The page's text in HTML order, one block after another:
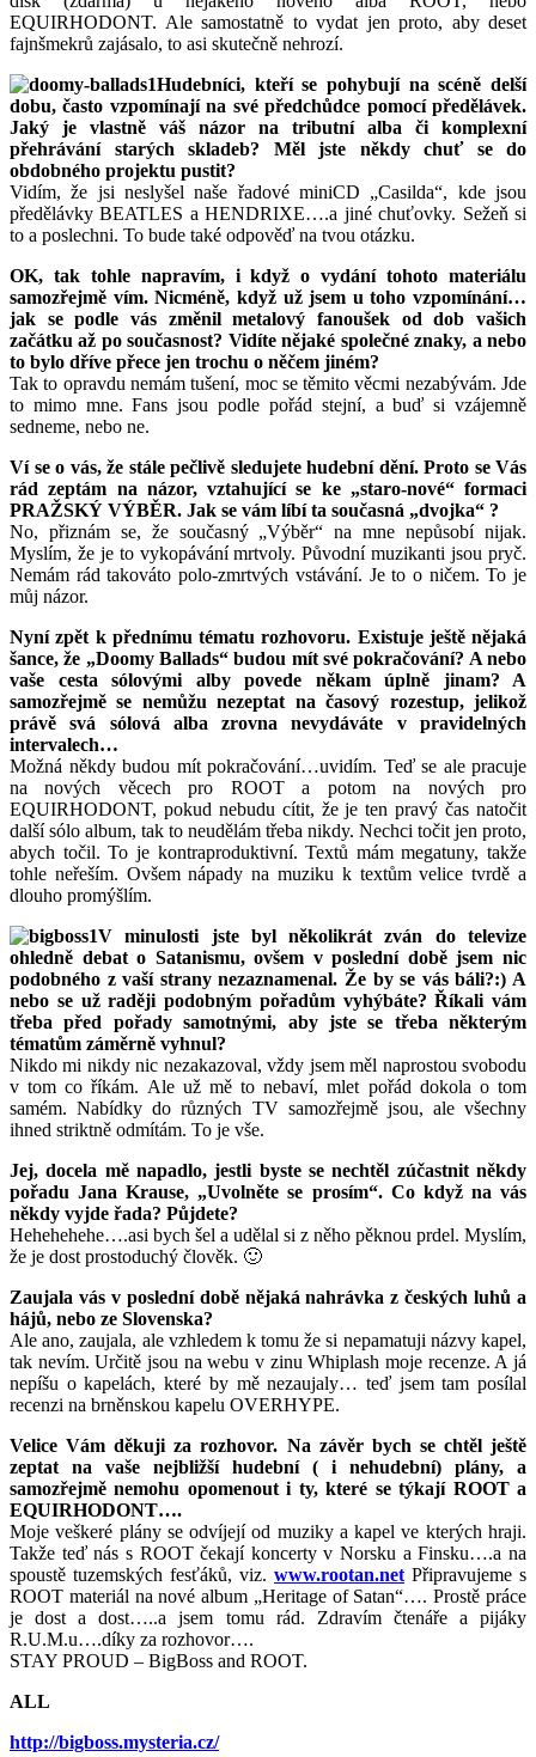
EQUIRHODONT. Ale samostatně to vydat jen proto, aby deset
fajnšmekrů zajásalo, to asi skutečně nehrozí.
Hudebníci, kteří se pohybují na scéně delší
dobu, často vzpomínají na své předchůdce pomocí předělávek.
Jaký je vlastně váš názor na tributní alba či komplexní
přehrávání starých skladeb? Měl jste někdy chuť se do
obdobného projektu pustit?
Vidím, že jsi neslyšel naše řadové miniCD „Casilda“, kde jsou
předělávky BEATLES a HENDRIXE….a jiné chuťovky. Sežeň si
to a poslechni. To bude také odpověď na tvou otázku.
OK, tak tohle napravím, i když o vydání tohoto materiálu
samozřejmě vím. Nicméně, když už jsem u toho vzpomínání…
jak se podle vás změnil metalový fanoušek od dob vašich
začátku až po současnost? Vidíte nějaké společné znaky, a nebo
to bylo dříve přece jen trochu o něčem jiném?
Tak to opravdu nemám tušení, moc se těmito věcmi nezabývám. Jde
to mimo mne. Fans jsou podle pořád stejní, a buď si vzájemně
sedneme, nebo ne.
Ví se o vás, že stále pečlivě sledujete hudební dění. Proto se Vás
rád zeptám na názor, vztahující se ke „staro-nové“ formaci
PRAŽSKÝ VÝBĚR. Jak se vám líbí ta současná „dvojka“ ?
No, přiznám se, že současný „Výběr“ na mne nepůsobí nijak.
Myslím, že je to vykopávání mrtvoly. Původní muzikanti jsou pryč.
Nemám rád takováto polo-zmrtvých vstávání. Je to o ničem. To je
můj názor.
Nyní zpět k přednímu tématu rozhovoru. Existuje ještě nějaká
šance, že „Doomy Ballads“ budou mít své pokračování? A nebo
vaše cesta sólovými alby povede někam úplně jinam? A
samozřejmě se nemůžu nezeptat na časový rozestup, jelikož
právě svá sólová alba zrovna nevydáváte v pravidelných
intervalech…
Možná někdy budou mít pokračování…uvidím. Teď se ale pracuje
na nových věcech pro ROOT a potom na nových pro
EQUIRHODONT, pokud nebudu cítit, že je ten pravý čas natočit
další sólo album, tak to neudělám třeba nikdy. Nechci točit jen proto,
abych točil. To je kontraproduktivní. Textů mám megatuny, takže
tohle neřeším. Ovšem nápady na muziku k textům velice tvrdě a
dlouho promýšlím.
V minulosti jste byl několikrát zván do televize
ohledně debat o Satanismu, ovšem v poslední době jsem nic
podobného z vaší strany nezaznamenal. Že by se vás báli?:) A
nebo se už raději podobným pořadům vyhýbáte? Říkali vám
třeba před pořady samotnými, aby jste se třeba některým
tématům záměrně vyhnul?
Nikdo mi nikdy nic nezakazoval, vždy jsem měl naprostou svobodu
v tom co říkám. Ale už mě to nebaví, mlet pořád dokola o tom
samém. Nabídky do různých TV samozřejmě jsou, ale všechny
ihned striktně odmítám. To je vše.
Jej, docela mě napadlo, jestli byste se nechtěl zúčastnit někdy
pořadu Jana Krause, „Uvolněte se prosím“. Co když na vás
někdy vyjde řada? Půjdete?
Hehehehehe….asi bych šel a udělal si z něho pěknou prdel. Myslím,
že je dost prostoduchý člověk. 🙂
Zaujala vás v poslední době nějaká nahrávka z českých luhů a
hájů, nebo ze Slovenska?
Ale ano, zaujala, ale vzhledem k tomu že si nepamatuji názvy kapel,
tak nevím. Určitě jsou na webu v zinu Whiplash moje recenze. A já
nepíšu o kapelách, které by mě nezaujaly… teď jsem tam posílal
recenzi na brněnskou kapelu OVERHYPE.
Velice Vám děkuji za rozhovor. Na závěr bych se chtěl ještě
zeptat na vaše nejbližší hudební ( i nehudební) plány, a
samozřejmě nemohu opomenout i ty, které se týkají ROOT a
EQUIRHODONT….
Moje veškeré plány se odvíjejí od muziky a kapel ve kterých hraji.
Takže teď nás s ROOT čekají koncerty v Norsku a Finsku….a na
spoustě tuzemských fesťáků, viz. www.rootan.net Připravujeme s
ROOT materiál na nové album „Heritage of Satan“…. Prostě práce
je dost a dost…..a jsem tomu rád. Zdravím čtenáře a pijáky
R.U.M.u….díky za rozhovor….
STAY PROUD – BigBoss and ROOT.
ALL
http://bigboss.mysteria.cz/